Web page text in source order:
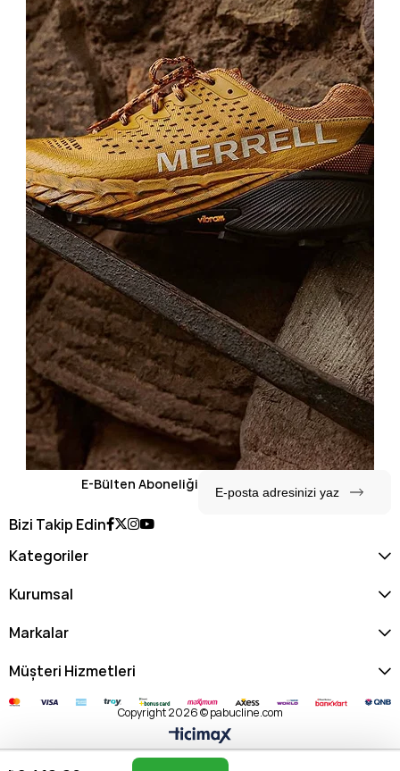
E-Bülten Aboneliği
Bizi Takip Edin
Kategoriler
Kurumsal
Markalar
Müşteri Hizmetleri
Copyright 2026 © pabucline.com